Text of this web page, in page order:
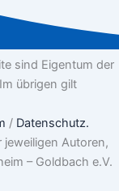
sind Eigentum der
übrigen gilt
/ Datenschutz.
Autoren,
– Goldbach e.V.